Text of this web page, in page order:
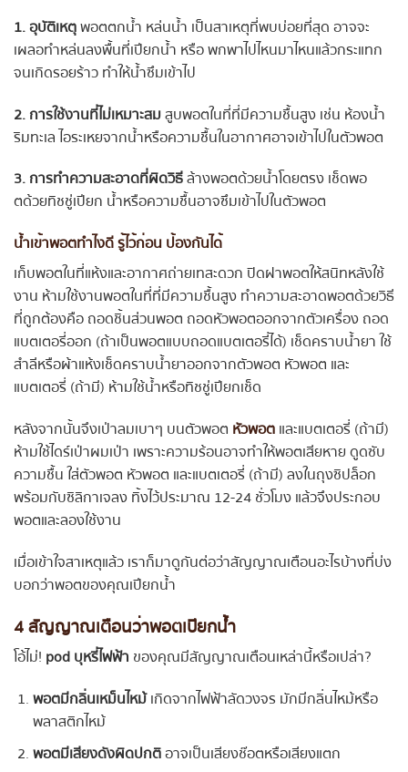
1. อุบัติเหตุพอตตกน้ำ หล่นน้ำ เป็นสาเหตุที่พบบ่อยที่สุด อาจจะ
เผลอทำหล่นลงพื้นที่เปียกน้ำ หรือ พกพาไปไหนมาไหนแล้วกระแทก
จนเกิดรอยร้าว ทำให้น้ำซึมเข้าไป
2. การใช้งานที่ไม่เหมาะสมสูบพอตในที่ที่มีความชื้นสูง เช่น ห้องน้ำ
ริมทะเล ไอระเหยจากน้ำหรือความชื้นในอากาศอาจเข้าไปในตัวพอต
3. การทำความสะอาดที่ผิดวิธีล้างพอตด้วยน้ำโดยตรง เช็ดพอ
ตด้วยทิชชู่เปียก น้ำหรือความชื้นอาจซึมเข้าไปในตัวพอต
น้ำเข้าพอตทำไงดีรู้ไว้ก่อน ป้องกันได้
เก็บพอตในที่แห้งและอากาศถ่ายเทสะดวก ปิดฝาพอตให้สนิทหลังใช้
งาน ห้ามใช้งานพอตในที่ที่มีความชื้นสูง ทำความสะอาดพอตด้วยวิธี
ที่ถูกต้องคือ ถอดชิ้นส่วนพอต ถอดหัวพอตออกจากตัวเครื่อง ถอด
แบตเตอรี่ออก (ถ้าเป็นพอตแบบถอดแบตเตอรี่ได้) เช็ดคราบน้ำยา ใช้
สำลีหรือผ้าแห้งเช็ดคราบน้ำยาออกจากตัวพอต หัวพอต และ
แบตเตอรี่ (ถ้ามี) ห้ามใช้น้ำหรือทิชชู่เปียกเช็ด
หลังจากนั้นจึงเป่าลมเบาๆ บนตัวพอต หัวพอตและแบตเตอรี่ (ถ้ามี)
ห้ามใช้ไดร์เป่าผมเป่า เพราะความร้อนอาจทำให้พอตเสียหาย ดูดซับ
ความชื้น ใส่ตัวพอต หัวพอต และแบตเตอรี่ (ถ้ามี) ลงในถุงซิปล็อก
พร้อมกับซิลิกาเจลง ทิ้งไว้ประมาณ 12-24 ชั่วโมง แล้วจึงประกอบ
พอตและลองใช้งาน
เมื่อเข้าใจสาเหตุแล้ว เราก็มาดูกันต่อว่าสัญญาณเตือนอะไรบ้างที่บ่ง
บอกว่าพอตของคุณเปียกน้ำ
4 สัญญาณเตือนว่าพอตเปียกน้ำ
โอ้ไม่! pod บุหรี่ไฟฟ้า ของคุณมีสัญญาณเตือนเหล่านี้หรือเปล่า?
พอตมีกลิ่นเหม็นไหม้เกิดจากไฟฟ้าลัดวงจร มักมีกลิ่นไหม้หรือ
พลาสติกไหม้
พอตมีเสียงดังผิดปกติอาจเป็นเสียงช๊อตหรือเสียงแตก